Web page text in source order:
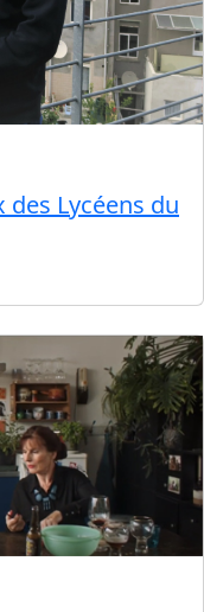
Lycéens du